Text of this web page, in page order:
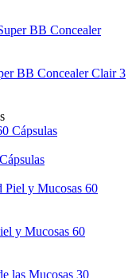
BB Concealer Clair 3
y Mucosas 60